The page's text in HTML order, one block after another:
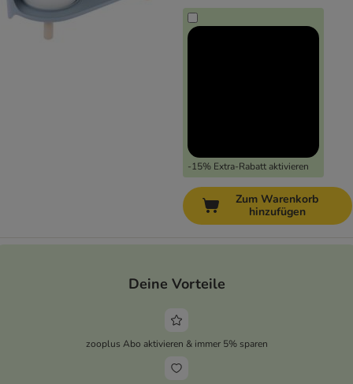
-15% Extra-Rabatt aktivieren
Zum Warenkorb
hinzufügen
Deine Vorteile
zooplus Abo aktivieren & immer 5% sparen